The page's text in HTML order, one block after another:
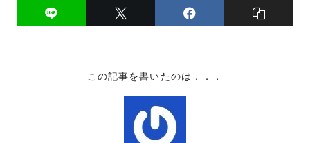
この記事を書いたのは．．．